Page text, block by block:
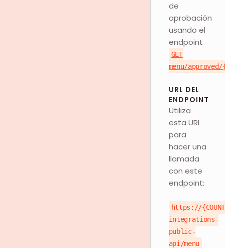
de
aprobación
usando el
endpoint
GET
menu/
URL DEL
ENDPOINT
Utiliza
esta URL
para
hacer una
llamada
con este
endpoint:
https://
integrations-
public-
api/menu